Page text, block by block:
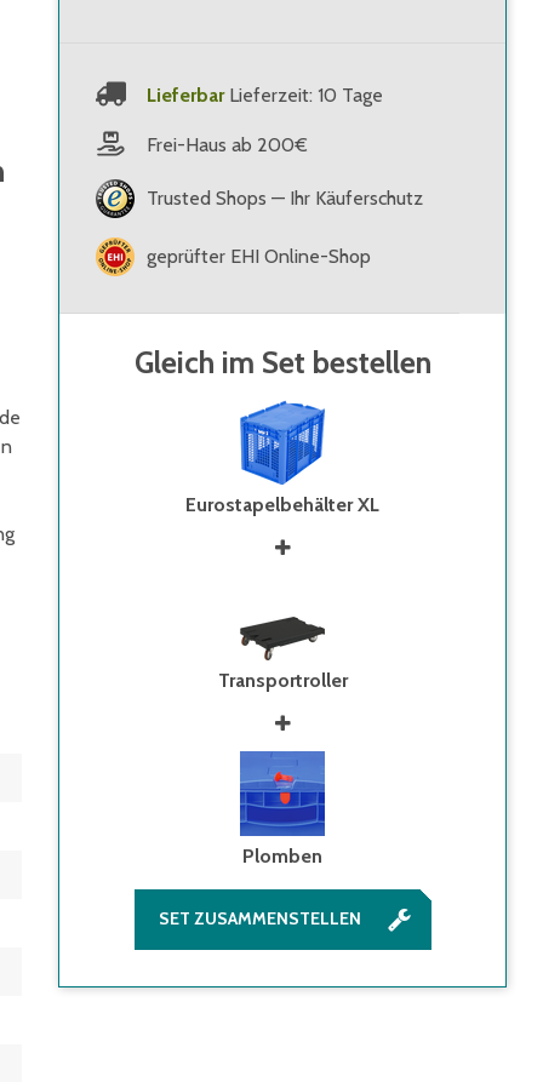
Lieferbar Lieferzeit: 10 Tage
Frei-Haus ab 200€
Trusted Shops — Ihr Käuferschutz
geprüfter EHI Online-Shop
Gleich im Set bestellen
Eurostapelbehälter XL
Transportroller
Plomben
SET ZUSAMMENSTELLEN